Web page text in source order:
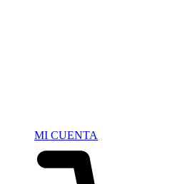
MI CUENTA